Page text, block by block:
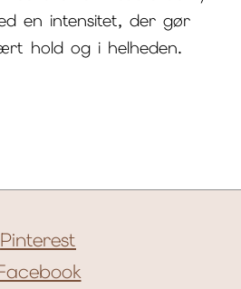
en intensitet, der gør
hold og i helheden.
Pinterest